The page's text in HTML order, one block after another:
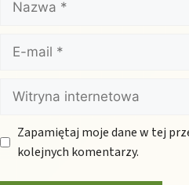
mail
Witryna
internetowa
Zapamiętaj moje dane w tej
kolejnych komentarzy.